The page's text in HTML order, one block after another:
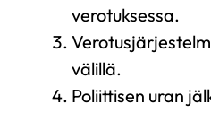
verotuksessa.
välillä.
Poliittisen uran